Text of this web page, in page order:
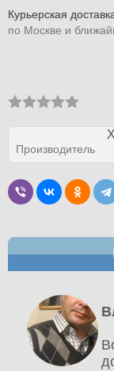
Курьерская
по Москве и
Производитель